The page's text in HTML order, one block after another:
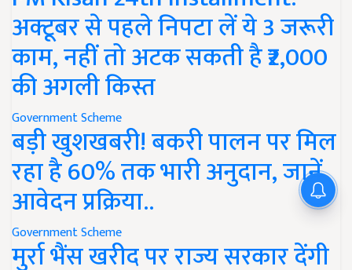
अक्टूबर से पहले निपटा लें ये 3 जरूरी
काम, नहीं तो अटक सकती है ₹2,000
की अगली किस्त
Government Scheme
बड़ी खुशखबरी! बकरी पालन पर मिल
रहा है 60% तक भारी अनुदान, जानें
आवेदन प्रक्रिया..
Government Scheme
मुर्रा भैंस खरीद पर राज्य सरकार देंगी